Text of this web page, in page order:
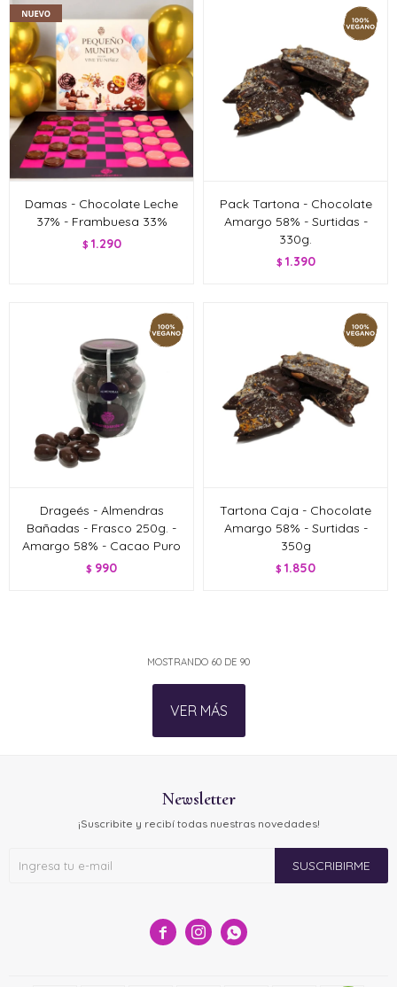
Damas - Chocolate Leche
37% - Frambuesa 33%
$ 1.290
Pack Tartona - Chocolate
Amargo 58% - Surtidas -
330g.
$ 1.390
Drageés - Almendras
Bañadas - Frasco 250g. -
Amargo 58% - Cacao Puro
$ 990
Tartona Caja - Chocolate
Amargo 58% - Surtidas -
350g
$ 1.850
MOSTRANDO 60 DE 90
VER MÁS
  
Newsletter
¡Suscribite y recibí todas nuestras novedades!
SUSCRIBIRME